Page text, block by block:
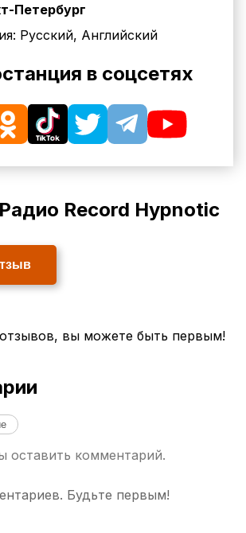
Петербург
Русский, Английский
в соцсетях
Record Hypnotic
вы можете быть первым!
оставить комментарий.
Будьте первым!